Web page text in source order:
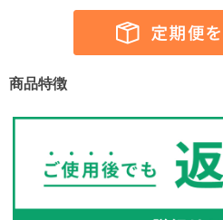
商品特徴